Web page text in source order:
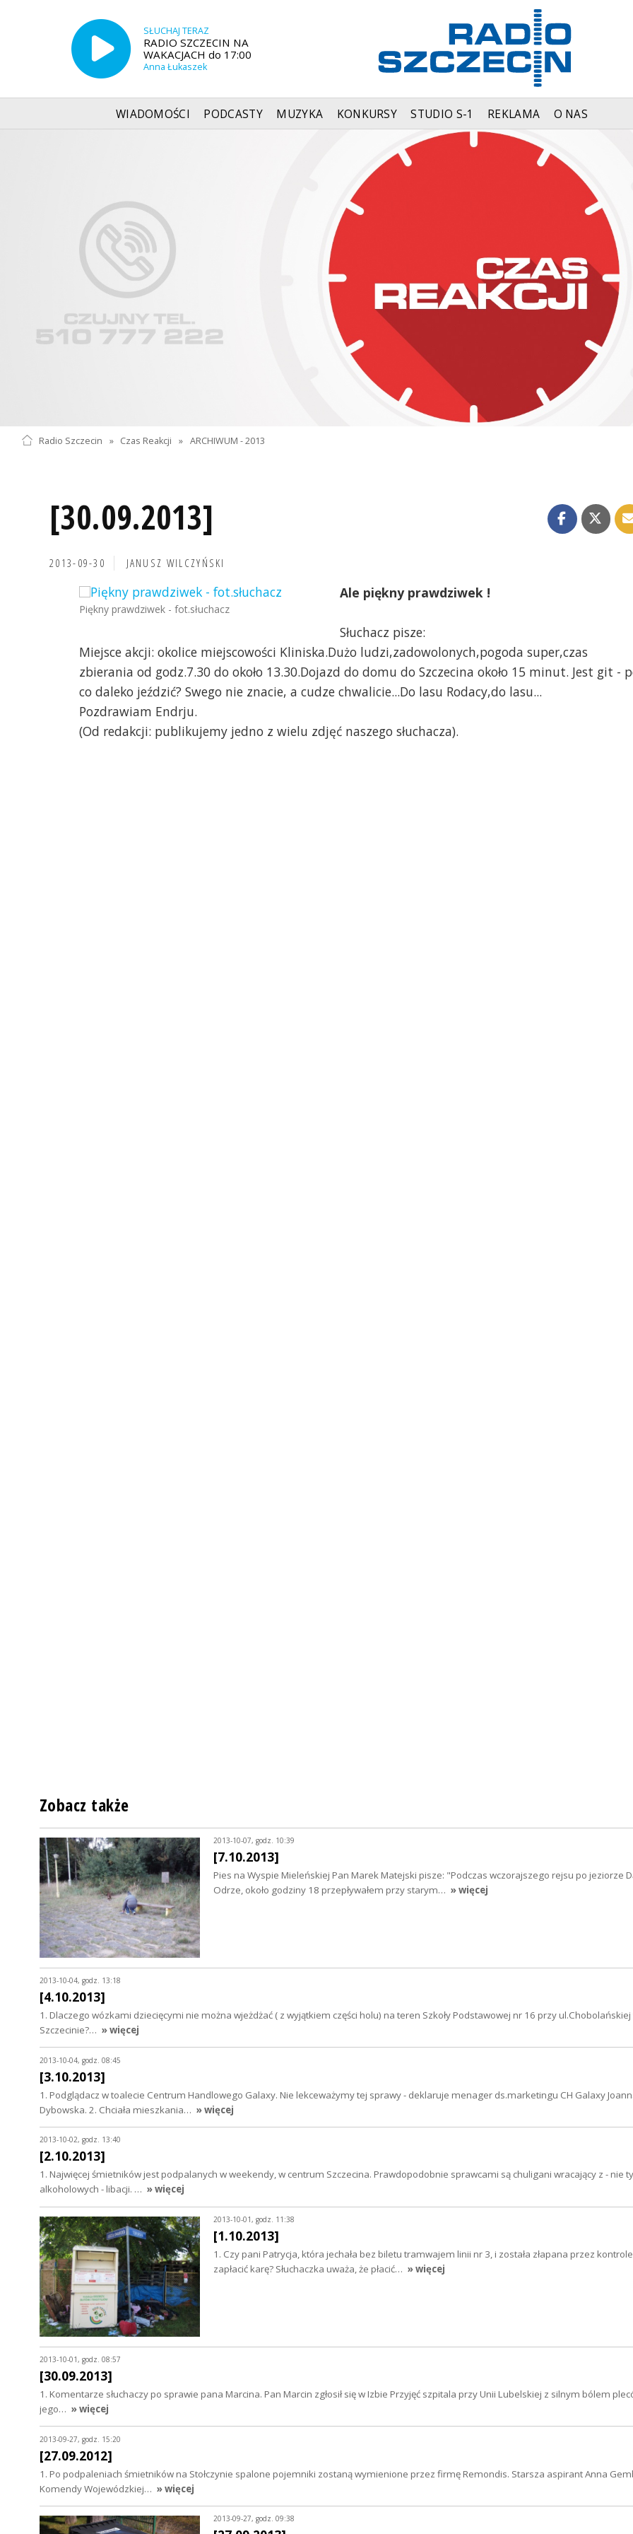
SŁUCHAJ TERAZ
RADIO SZCZECIN NA
WAKACJACH do 17:00
Anna Łukaszek
WIADOMOŚCI PODCASTY MUZYKA KONKURSY STUDIO S-1 REKLAMA O NAS
Radio Szczecin » Czas Reakcji » ARCHIWUM - 2013
[30.09.2013]
2013-09-30 JANUSZ WILCZYŃSKI
Piękny prawdziwek - fot.słuchacz
Ale piękny prawdziwek !
Słuchacz pisze:
Miejsce akcji: okolice miejscowości Kliniska.Dużo ludzi,zadowolonych,pogoda super,czas
zbierania od godz.7.30 do około 13.30.Dojazd do domu do Szczecina około 15 minut. Jest git -
co daleko jeździć? Swego nie znacie, a cudze chwalicie...Do lasu Rodacy,do lasu...
Pozdrawiam Endrju.
(Od redakcji: publikujemy jedno z wielu zdjęć naszego słuchacza).
Zobacz także
2013-10-07, godz. 10:39
[7.10.2013]
Pies na Wyspie Mieleńskiej Pan Marek Matejski pisze: "Podczas wczorajszego rejsu po jeziorze
Odrze, około godziny 18 przepływałem przy starym… » więcej
2013-10-04, godz. 13:18
[4.10.2013]
1. Dlaczego wózkami dziecięcymi nie można wjeżdżać ( z wyjątkiem części holu) na teren Szkoły Podstawowej nr 16 przy ul.Chobolańskiej
Szczecinie?… » więcej
2013-10-04, godz. 08:45
[3.10.2013]
1. Podglądacz w toalecie Centrum Handlowego Galaxy. Nie lekceważymy tej sprawy - deklaruje menager ds.marketingu CH Galaxy
Dybowska. 2. Chciała mieszkania… » więcej
2013-10-02, godz. 13:40
[2.10.2013]
1. Najwięcej śmietników jest podpalanych w weekendy, w centrum Szczecina. Prawdopodobnie sprawcami są chuligani wracający z - nie
alkoholowych - libacji. … » więcej
2013-10-01, godz. 11:38
[1.10.2013]
1. Czy pani Patrycja, która jechała bez biletu tramwajem linii nr 3, i została złapana przez
zapłacić karę? Słuchaczka uważa, że płacić… » więcej
2013-10-01, godz. 08:57
[30.09.2013]
1. Komentarze słuchaczy po sprawie pana Marcina. Pan Marcin zgłosił się w Izbie Przyjęć szpitala przy Unii Lubelskiej z silnym bólem
jego… » więcej
2013-09-27, godz. 15:20
[27.09.2012]
1. Po podpaleniach śmietników na Stołczynie spalone pojemniki zostaną wymienione przez firmę Remondis. Starsza aspirant Anna
Komendy Wojewódzkiej… » więcej
2013-09-27, godz. 09:38